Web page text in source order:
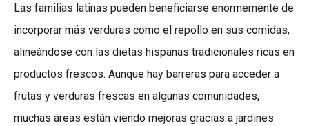
Las familias latinas pueden beneficiarse enormemente de
incorporar más verduras como el repollo en sus comidas,
alineándose con las dietas hispanas tradicionales ricas en
productos frescos. Aunque hay barreras para acceder a
frutas y verduras frescas en algunas comunidades,
muchas áreas están viendo mejoras gracias a jardines